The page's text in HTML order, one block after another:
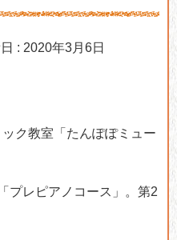
: 2020年3月6日
ク教室「たんぽぽミュー
プレピアノコース」。第2